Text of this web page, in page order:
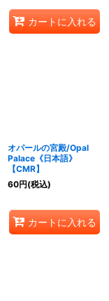
カートに入れる
オパールの宮殿/Opal
Palace《日本語》
【CMR】
60円(税込)
カートに入れる